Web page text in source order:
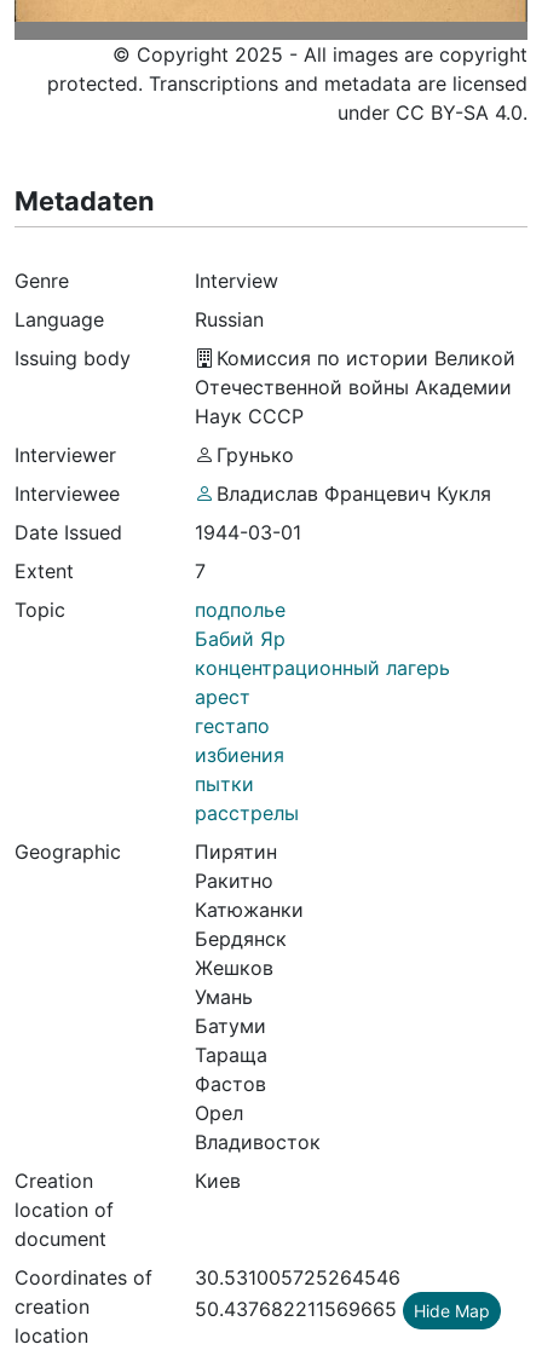
© Copyright 2025 - All images are copyright
protected. Transcriptions and metadata are licensed
under CC BY-SA 4.0.
Metadaten
Genre
Interview
Language
Russian
Issuing body
Комиссия по истории Великой
Отечественной войны Академии
Наук СССР
Interviewer
Грунько
Interviewee
Владислав Францевич Кукля
Date Issued
1944-03-01
Extent
7
Topic
подполье
Бабий Яр
концентрационный лагерь
арест
гестапо
избиения
пытки
расстрелы
Geographic
Пирятин
Ракитно
Катюжанки
Бердянск
Жешков
Умань
Батуми
Тараща
Фастов
Орел
Владивосток
Creation
location of
document
Киев
Coordinates of
creation
location
30.531005725264546
50.437682211569665 Hide Map